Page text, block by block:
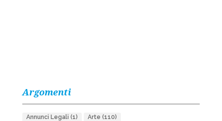
Argomenti
Annunci Legali (1) Arte (110)